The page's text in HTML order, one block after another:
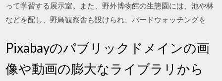
って学習する展示室。また、野外博物館の生態園には、池や林
などを配し、野鳥観察舎も設けられ、バードウォッチングを
Pixabayのパブリックドメインの画
像や動画の膨大なライブラリから